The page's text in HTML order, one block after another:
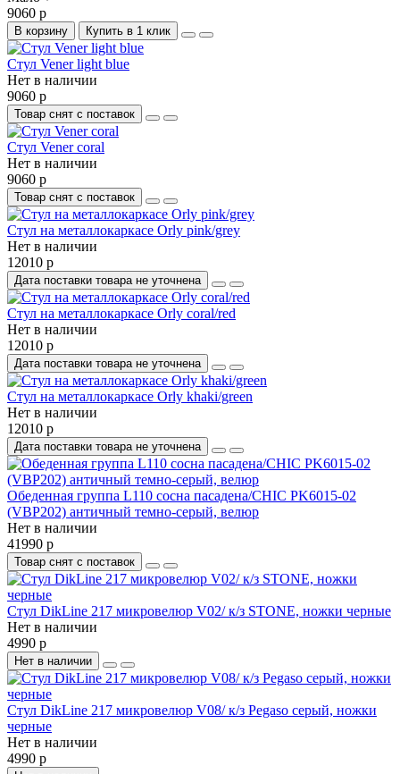
9060 р
В корзину Купить в 1 клик
Стул Vener light blue
Нет в наличии
9060 р
Товар снят с поставок
Стул Vener coral
Нет в наличии
9060 р
Товар снят с поставок
Стул на металлокаркасе Orly pink/grey
Нет в наличии
12010 р
Дата поставки товара не уточнена
Стул на металлокаркасе Orly coral/red
Нет в наличии
12010 р
Дата поставки товара не уточнена
Стул на металлокаркасе Orly khaki/green
Нет в наличии
12010 р
Дата поставки товара не уточнена
Обеденная группа L110 сосна пасадена/CHIC PK6015-02
(VBP202) античный темно-серый, велюр
Нет в наличии
41990 р
Товар снят с поставок
Стул DikLine 217 микровелюр V02/ к/з STONE, ножки черные
Нет в наличии
4990 р
Нет в наличии
Стул DikLine 217 микровелюр V08/ к/з Pegaso серый, ножки
черные
Нет в наличии
4990 р